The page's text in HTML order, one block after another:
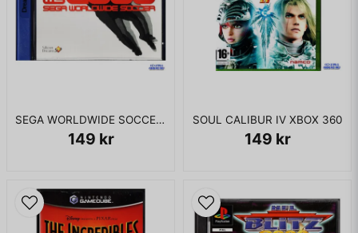
SEGA WORLDWIDE SOCCER 2000 DREAMCAST
149 kr
SOUL CALIBUR IV XBOX 360
149 kr